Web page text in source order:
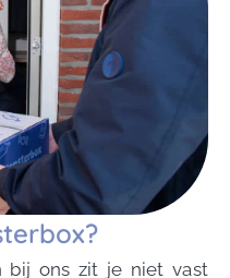
bij ons zit je niet vast